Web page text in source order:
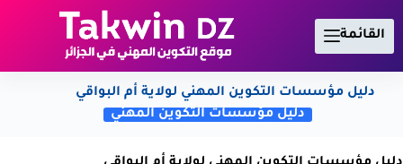
إلى
المحتوى
القائمة
دليل مؤسسات التكوين المهني لولاية أم البواقي
دليل مؤسسات التكوين المهني